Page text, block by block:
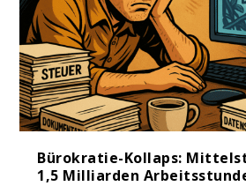
Creditreform
Mitte...
Das bedeutet der
den E-Comme...
Juristen raus aus der
geht es dem...
Die AfD schadet dem
Analyse au...
Wie wähle ich bei der
2025?
Bürokratie-Kollaps:
1,5 Milliarden